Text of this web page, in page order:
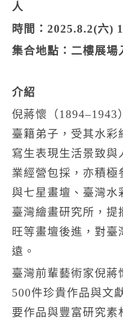
人
時間：2025.8.2(六)
集合地點：二樓展場
介紹
倪蔣懷（1894–1943
臺籍弟子，受其水彩
寫生表現生活景致與
業經營包採，亦積極
與七星畫壇、臺灣水
臺灣繪畫研究所，提
旺等畫壇後進，對臺
遠。
臺灣前輩藝術家倪蔣
500件珍貴作品與文
要作品與豐富研究素